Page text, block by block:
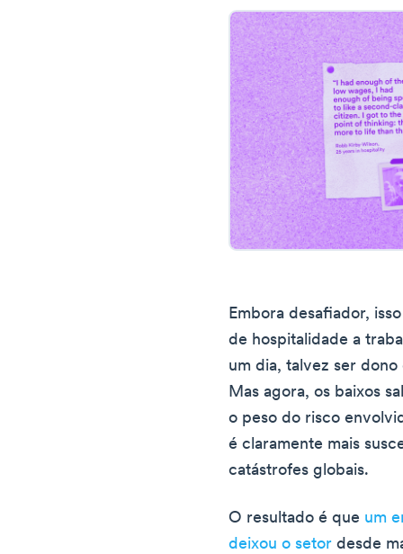
Embora desafiador,
de hospitalidade a
um dia, talvez ser
Mas agora, os baixos
o peso do risco
é claramente mais
catástrofes globais.
O resultado é que um
deixou o setor desde